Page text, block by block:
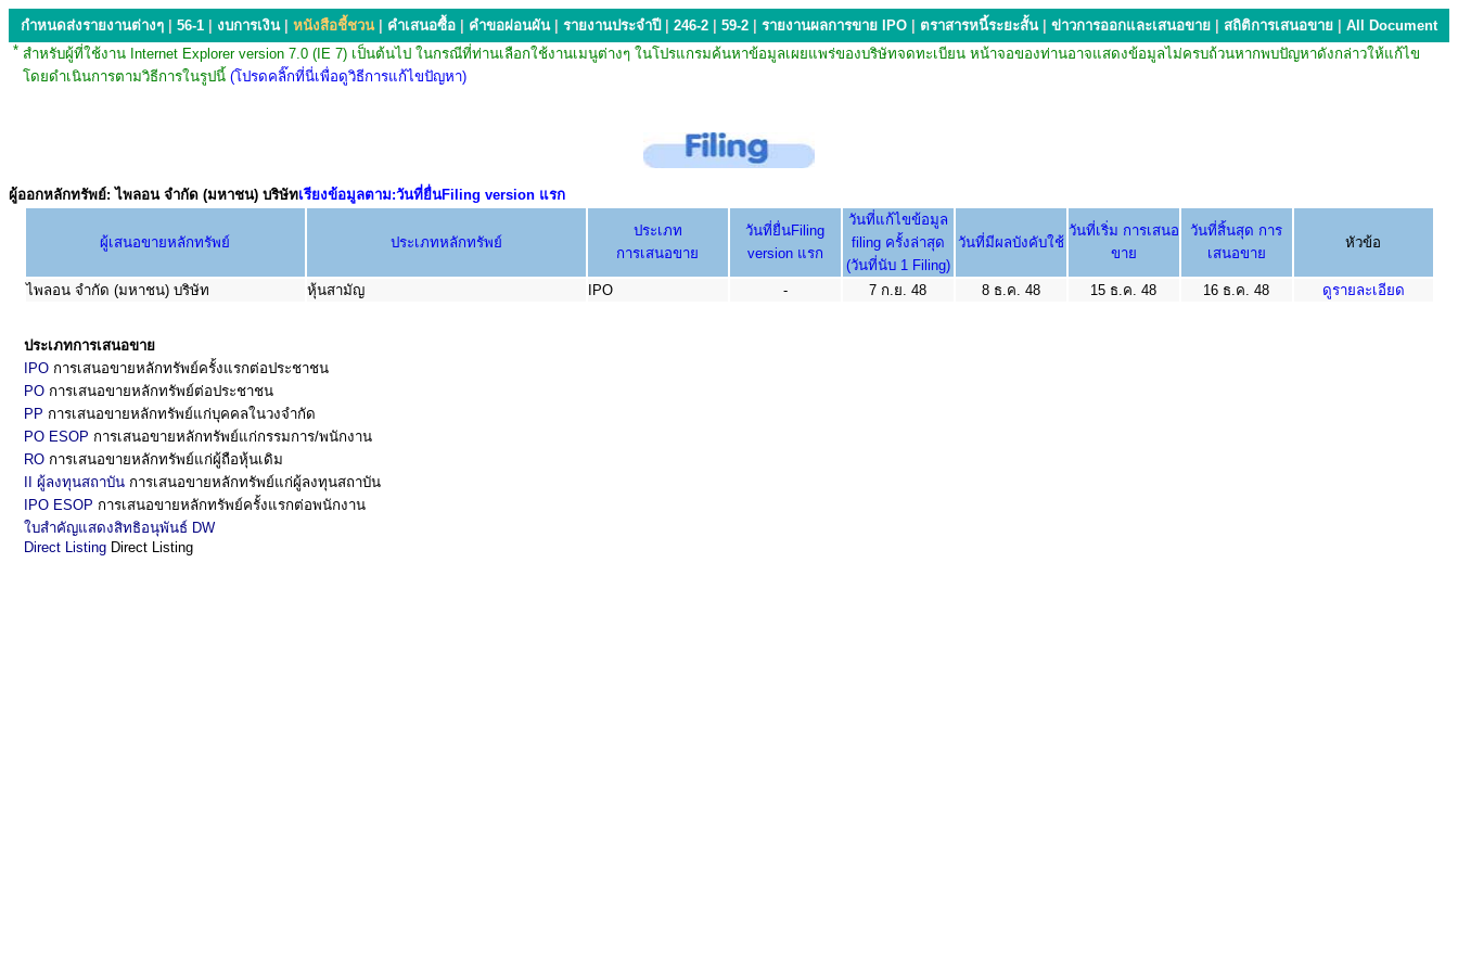
กำหนดส่งรายงานต่างๆ 56-1 งบการเงิน หนังสือชี้ชวน คำเสนอซื้อ คำขอผ่อนผัน รายงานประจำปี 246-2 59-2 รายงานผลการขาย IPO ตราสารหนี้ระยะสั้น ข่าวการออกและเสนอขาย สถิติการเสนอขาย
All Document
* สำหรับผู้ที่ใช้งาน Internet Explorer version 7.0 (IE 7) เป็นต้นไป ในกรณีที่ท่านเลือกใช้งานเมนูต่างๆ ในโปรแกรมค้นหาข้อมูลเผยแพร่ของบริษัทจดทะเบียน หน้าจอของท่านอาจแสดงข้อมูลไม่ครบถ้วนหากพบปัญหาดังกล่าวให้แก้ไข
โดยดำเนินการตามวิธีการในรูปนี้ (โปรดคลิ๊กที่นี่เพื่อดูวิธีการแก้ไขปัญหา)
ผู้ออกหลักทรัพย์: ไพลอน จำกัด (มหาชน) บริษัทเรียงข้อมูลตาม:วันที่ยื่นFiling version แรก
ผู้เสนอขายหลักทรัพย์ ประเภทหลักทรัพย์
ประเภท
การเสนอขาย
วันที่ยื่นFiling
version แรก
วันที่แก้ไขข้อมูล
filing ครั้งล่าสุด
(วันที่นับ 1 Filing)
วันที่มีผลบังคับใช้
วันที่เริ่ม การเสนอ
ขาย
วันที่สิ้นสุด การ
เสนอขาย
หัวข้อ
ไพลอน จำกัด (มหาชน) บริษัท หุ้นสามัญ IPO - 7 ก.ย. 48 8 ธ.ค. 48 15 ธ.ค. 48 16 ธ.ค. 48 ดูรายละเอียด
ประเภทการเสนอขาย
IPO การเสนอขายหลักทรัพย์ครั้งแรกต่อประชาชน
PO การเสนอขายหลักทรัพย์ต่อประชาชน
PP การเสนอขายหลักทรัพย์แก่บุคคลในวงจำกัด
PO ESOP การเสนอขายหลักทรัพย์แก่กรรมการ/พนักงาน
RO การเสนอขายหลักทรัพย์แก่ผู้ถือหุ้นเดิม
II ผู้ลงทุนสถาบัน การเสนอขายหลักทรัพย์แก่ผู้ลงทุนสถาบัน
IPO ESOP การเสนอขายหลักทรัพย์ครั้งแรกต่อพนักงาน
ใบสำคัญแสดงสิทธิอนุพันธ์ DW
Direct Listing Direct Listing